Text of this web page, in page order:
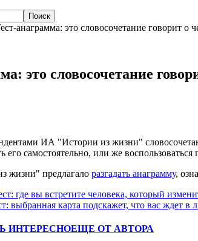
анаграмма: это словосочетание говорит о
это словосочетание
ИА "Истории из жизни"
его самостоятельно, или же воспользоваться
жизни" предлагало разгадать анаграмму,
где вы встретите человека, который
выбранная карта подскажет, что вас ждет в
ИНТЕРЕСНОЕЩЕ ОТ АВТОРА